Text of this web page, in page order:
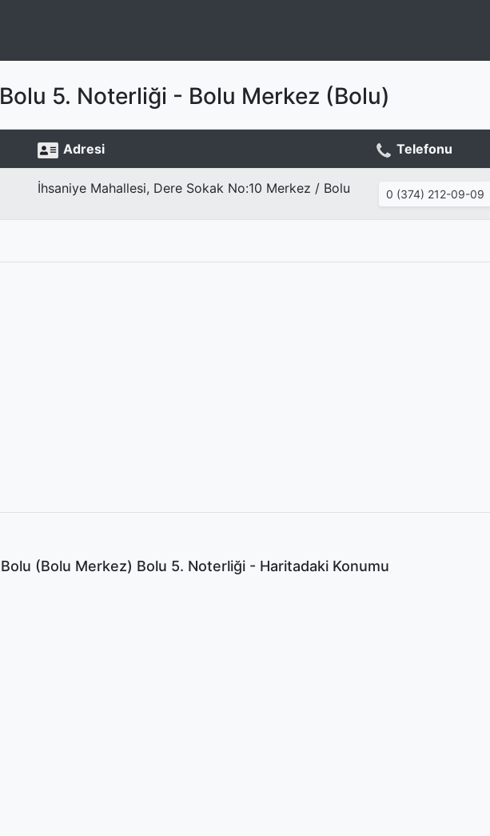
Bolu 5. Noterliği - Bolu Merkez (Bolu)
Adresi Telefonu
İhsaniye Mahallesi, Dere Sokak No:10 Merkez / Bolu 0 (374) 212-09-09
Bolu (Bolu Merkez) Bolu 5. Noterliği - Haritadaki Konumu